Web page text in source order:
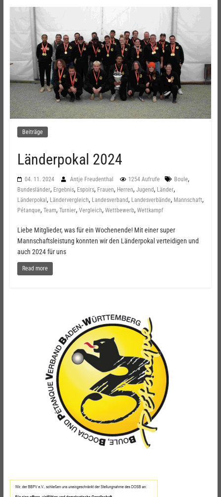
Beiträge
Länderpokal 2024
04. 11. 2024 Antje Freudenthal 1254 Aufrufe Boule,
Bundesländer, Ergebnis, Espoirs, Frauen, Herren, Jugend, Länder,
Länderpokal , Ländervergleich, Landesverband, Landesverbände, Mannschaft,
Pétanque, Team, Turnier, Vergleich, Wettbewerb, Wettkampf
Liebe Mitglieder, was für ein Wochenende! Mit einer super
Mannschaftsleistung konnten wir den Länderpokal verteidigen und
auch 2024 für uns
Read more